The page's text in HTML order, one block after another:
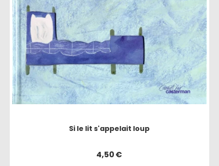
Si le lit s'appelait loup
4,50€